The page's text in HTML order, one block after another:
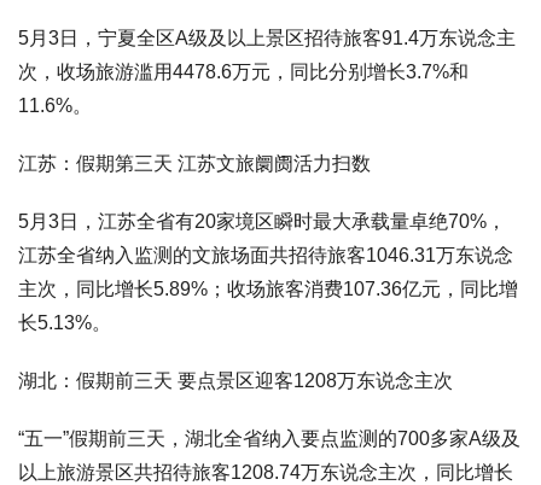
5月3日，宁夏全区A级及以上景区招待旅客91.4万东说念主
次，收场旅游滥用4478.6万元，同比分别增长3.7%和
11.6%。
江苏：假期第三天 江苏文旅阛阓活力扫数
5月3日，江苏全省有20家境区瞬时最大承载量卓绝70%，
江苏全省纳入监测的文旅场面共招待旅客1046.31万东说念
主次，同比增长5.89%；收场旅客消费107.36亿元，同比增
长5.13%。
湖北：假期前三天 要点景区迎客1208万东说念主次
“五一”假期前三天，湖北全省纳入要点监测的700多家A级及
以上旅游景区共招待旅客1208.74万东说念主次，同比增长